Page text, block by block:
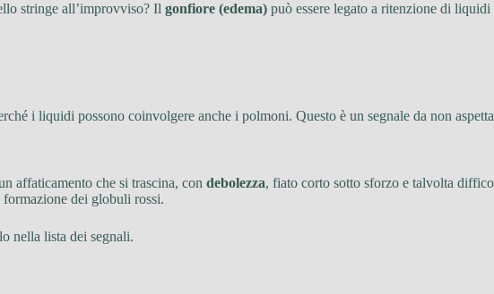
stringe all’improvviso? Il gonfiore (edema) può essere legato a ritenzione di
i liquidi possono coinvolgere anche i polmoni. Questo è un segnale da non
affaticamento che si trascina, con debolezza, fiato corto sotto sforzo e talvolta
dei globuli rossi.
nella lista dei segnali.